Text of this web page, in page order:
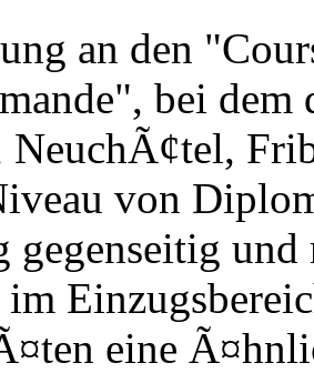
an den
bei
NeuchÃ¢tel,
von
gegenseitig
eine